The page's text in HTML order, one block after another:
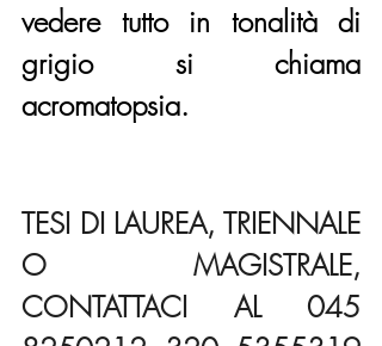
vedere tutto in tonalità di
grigio si chiama
acromatopsia.
TESI DI LAUREA, TRIENNALE
O MAGISTRALE,
CONTATTACI AL 045